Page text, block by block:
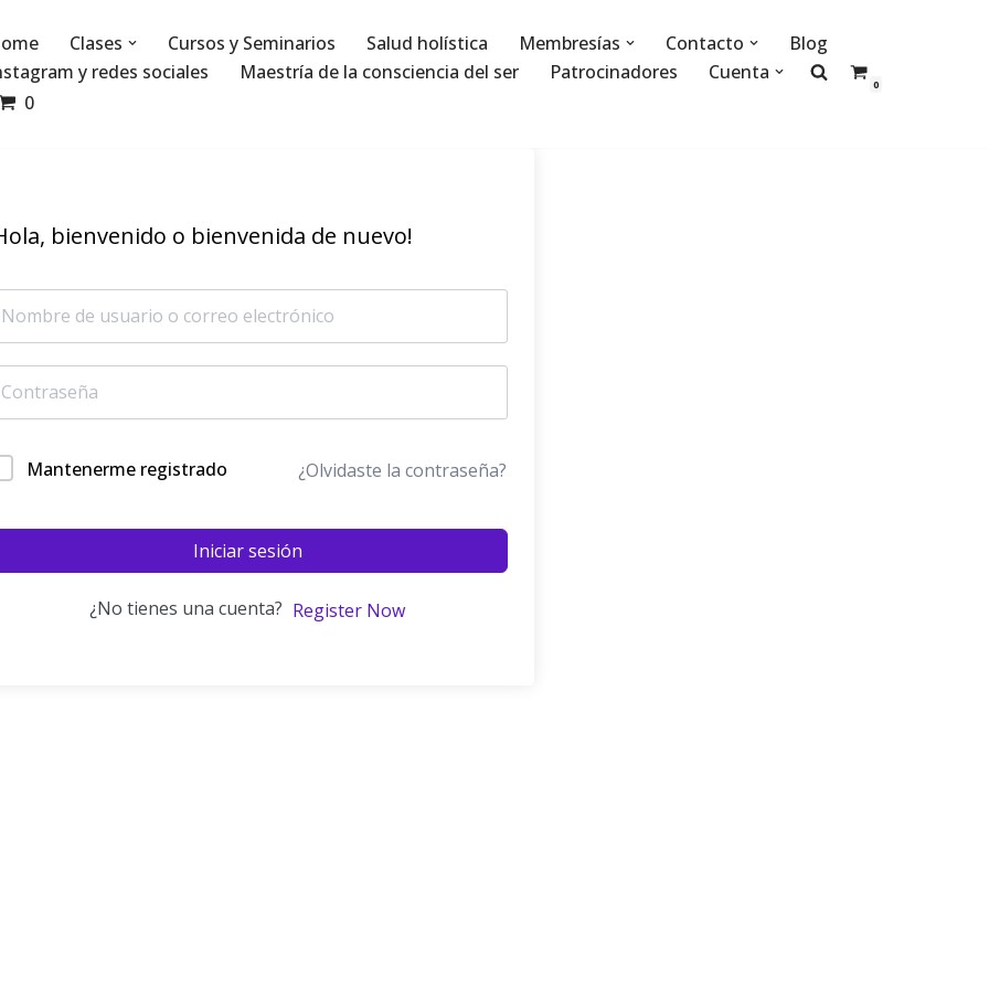
Clases Cursos y Seminarios Salud holística Membresías Contacto
Blog
y redes sociales
Maestría de la consciencia del ser Patrocinadores Cuenta
0
0
bienvenido o bienvenida de nuevo!
Mantenerme registrado ¿Olvidaste la contraseña?
Iniciar sesión
¿No tienes una cuenta? Register Now